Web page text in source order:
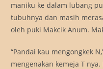
maniku ke dalam lubang
tubuhnya dan masih
oleh puki Makcik Anum.
“Pandai kau mengongkek
mengenakan kemeja T